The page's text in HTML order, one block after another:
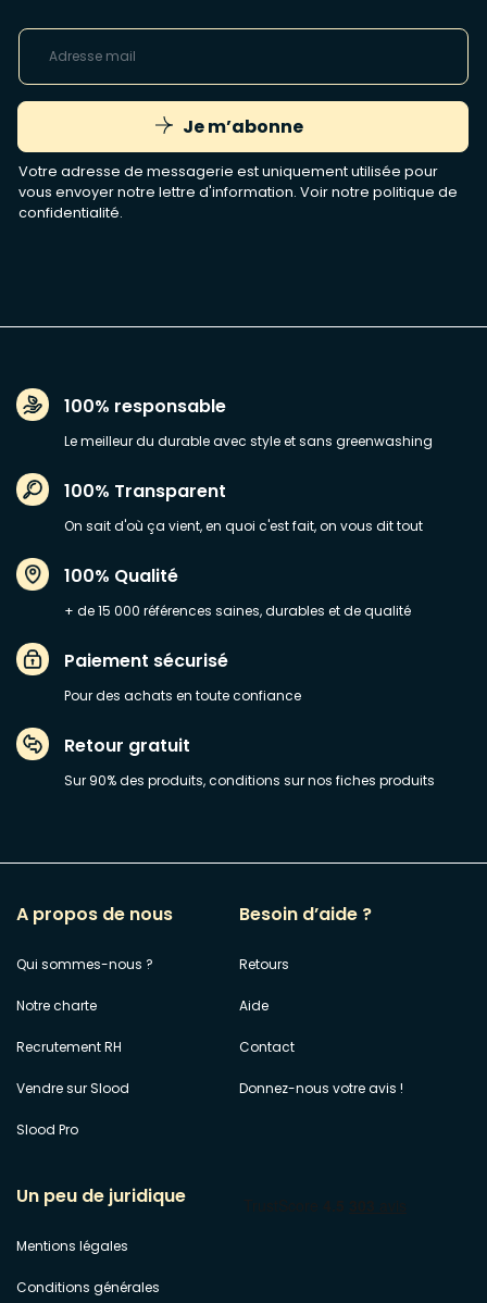
Je m’abonne
Votre adresse de messagerie est uniquement utilisée pour
vous envoyer notre lettre d'information. Voir notre politique de
confidentialité.
100% responsable
Le meilleur du durable avec style et sans greenwashing
100% Transparent
On sait d'où ça vient, en quoi c'est fait, on vous dit tout
100% Qualité
+ de 15 000 références saines, durables et de qualité
Paiement sécurisé
Pour des achats en toute confiance
Retour gratuit
Sur 90% des produits, conditions sur nos fiches produits
A propos de nous
Qui sommes-nous ?
Notre charte
Recrutement RH
Vendre sur Slood
Slood Pro
Besoin d’aide ?
Retours
Aide
Contact
Donnez-nous votre avis !
Un peu de juridique
Mentions légales
Conditions générales